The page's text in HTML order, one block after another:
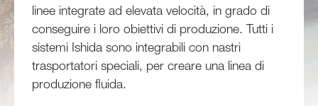
linee integrate ad elevata velocità, in grado di
conseguire i loro obiettivi di produzione. Tutti i
sistemi Ishida sono integrabili con nastri
trasportatori speciali, per creare una linea di
produzione fluida.